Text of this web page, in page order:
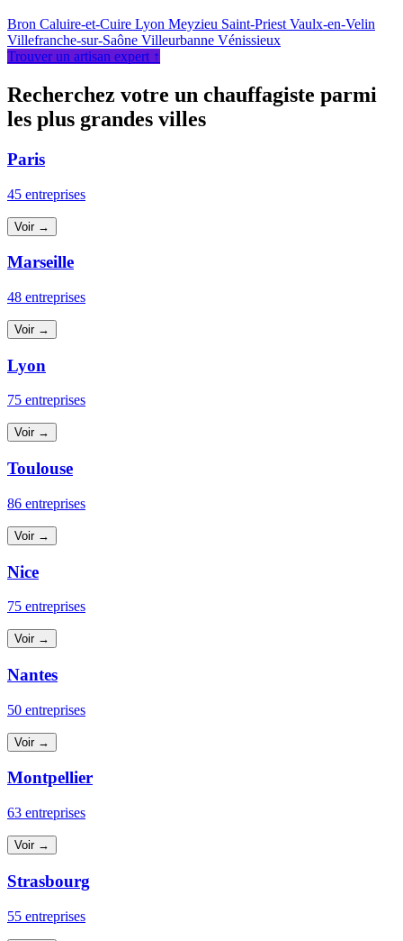
Bron Caluire-et-Cuire Lyon Meyzieu Saint-Priest Vaulx-en-Velin
Villefranche-sur-Saône Villeurbanne Vénissieux
Trouver un artisan expert ↑
Recherchez votre un chauffagiste parmi
les plus grandes villes
Paris
45 entreprises
Voir →
Marseille
48 entreprises
Voir →
Lyon
75 entreprises
Voir →
Toulouse
86 entreprises
Voir →
Nice
75 entreprises
Voir →
Nantes
50 entreprises
Voir →
Montpellier
63 entreprises
Voir →
Strasbourg
55 entreprises